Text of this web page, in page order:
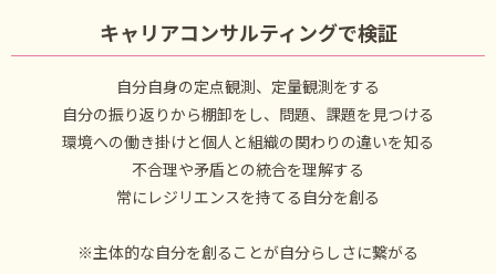
キャリアコンサルティングで検証
自分自身の定点観測、定量観測をする
自分の振り返りから棚卸をし、問題、課題を見つける
環境への働き掛けと個人と組織の関わりの違いを知る
不合理や矛盾との統合を理解する
常にレジリエンスを持てる自分を創る
※主体的な自分を創ることが自分らしさに繋がる